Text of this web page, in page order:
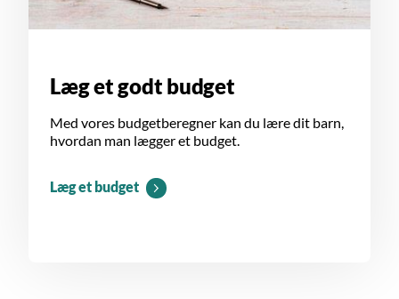
Læg et godt budget
Med vores budgetberegner kan du lære dit barn,
hvordan man lægger et budget.
Læg et budget